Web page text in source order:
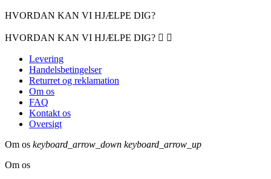
HVORDAN KAN VI HJÆLPE DIG?
HVORDAN KAN VI HJÆLPE DIG?  
Levering
Handelsbetingelser
Returret og reklamation
Om os
FAQ
Kontakt os
Oversigt
Om os keyboard_arrow_down keyboard_arrow_up
Om os